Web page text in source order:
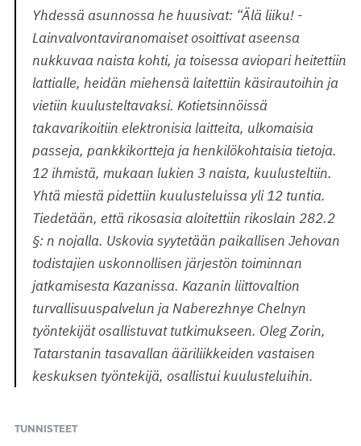
Yhdessä asunnossa he huusivat: “Älä liiku! -
Lainvalvontaviranomaiset osoittivat aseensa
nukkuvaa naista kohti, ja toisessa aviopari heitettiin
lattialle, heidän miehensä laitettiin käsirautoihin ja
vietiin kuulusteltavaksi. Kotietsinnöissä
takavarikoitiin elektronisia laitteita, ulkomaisia
passeja, pankkikortteja ja henkilökohtaisia tietoja.
12 ihmistä, mukaan lukien 3 naista, kuulusteltiin.
Yhtä miestä pidettiin kuulusteluissa yli 12 tuntia.
Tiedetään, että rikosasia aloitettiin rikoslain 282.2
§: n nojalla. Uskovia syytetään paikallisen Jehovan
todistajien uskonnollisen järjestön toiminnan
jatkamisesta Kazanissa. Kazanin liittovaltion
turvallisuuspalvelun ja Naberezhnye Chelnyn
työntekijät osallistuvat tutkimukseen. Oleg Zorin,
Tatarstanin tasavallan ääriliikkeiden vastaisen
keskuksen työntekijä, osallistui kuulusteluihin.
TUNNISTEET